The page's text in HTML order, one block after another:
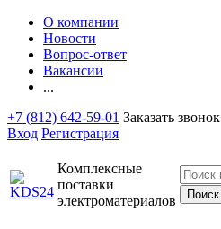
О компании
Новости
Вопрос-ответ
Вакансии
...
+7 (812) 642-59-01 Заказать звонок
Вход Регистрация
Комплексные
поставки
электроматериалов